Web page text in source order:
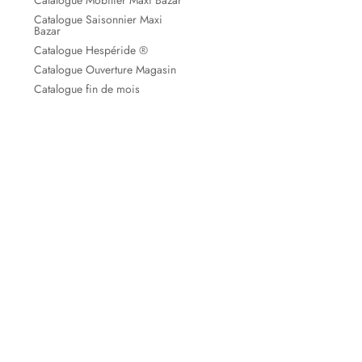
Catalogue Saisonnier Maxi
Bazar
Catalogue Hespéride ®
Catalogue Ouverture Magasin
Catalogue fin de mois